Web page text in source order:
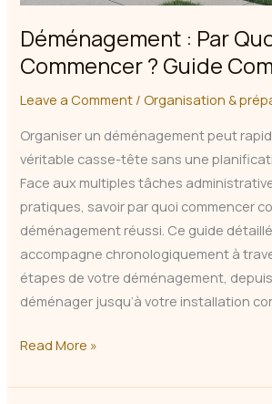
Déménagement : Par
Commencer ? Guide
Leave a Comment /Organisation &
Organiser un déménagement peut
véritable casse-tête sans une
Face aux multiples tâches
pratiques, savoir par quoi commencer
déménagement réussi. Ce guide
accompagne chronologiquement à
étapes de votre déménagement,
déménager jusqu’à votre installation
Déménagement
Par
Read More »